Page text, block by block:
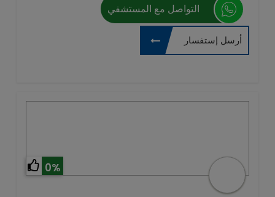
التواصل مع المستشفي
أرسل إستفسار
0%